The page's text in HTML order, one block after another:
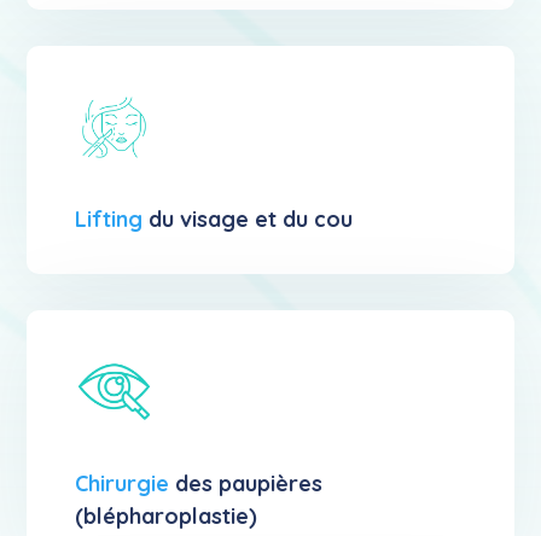
Lifting du visage et du cou
Chirurgie des paupières
(blépharoplastie)